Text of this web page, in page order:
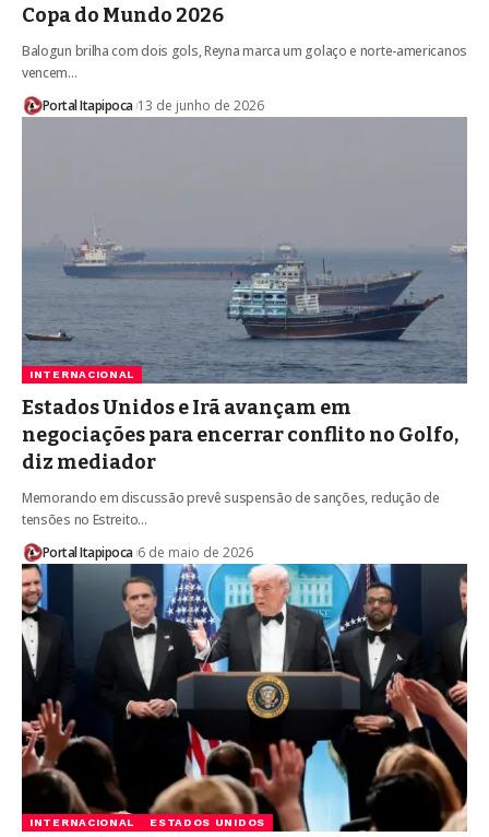
Copa do Mundo 2026
Balogun brilha com dois gols, Reyna marca um golaço e norte-americanos
vencem…
Portal Itapipoca 13 de junho de 2026
INTERNACIONAL
Estados Unidos e Irã avançam em
negociações para encerrar conflito no Golfo,
diz mediador
Memorando em discussão prevê suspensão de sanções, redução de
tensões no Estreito…
Portal Itapipoca 6 de maio de 2026
INTERNACIONAL ESTADOS UNIDOS